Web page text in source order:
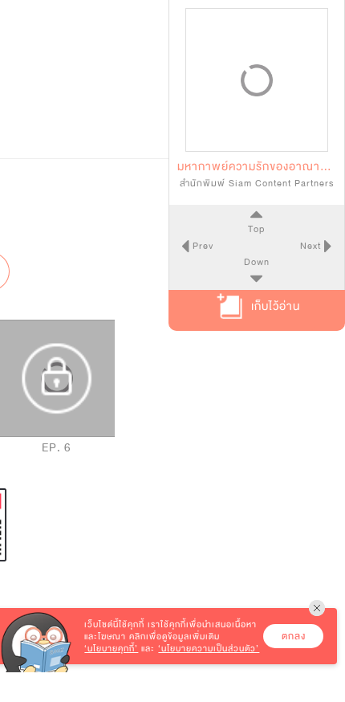
EP. 6
มหากาพย์ความรักของอาณาจักรแห่งหนึ่ง
สำนักพิมพ์ Siam Content Partners
Top
Prev
Next
Down
เก็บไว้อ่าน
เว็บไซต์นี้ใช้คุกกี้ เราใช้คุกกี้เพื่อนำเสนอเนื้อหา
และโฆษณา คลิกเพื่อดูข้อมูลเพิ่มเติม
‘นโยบายคุกกี้’ และ‘นโยบายความเป็นส่วนตัว’
ตกลง